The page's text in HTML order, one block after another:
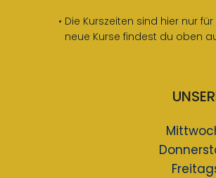
Die Kurszeiten sind hier nur
neue Kurse findest du oben